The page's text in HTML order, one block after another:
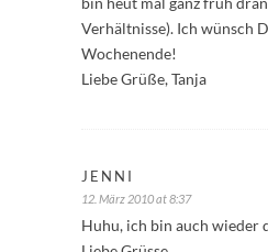
Verhältnisse). Ich wünsch
Wochenende!
Liebe Grüße, Tanja
JENNI
12. März 2010 at 8:37
Huhu, ich bin auch wieder